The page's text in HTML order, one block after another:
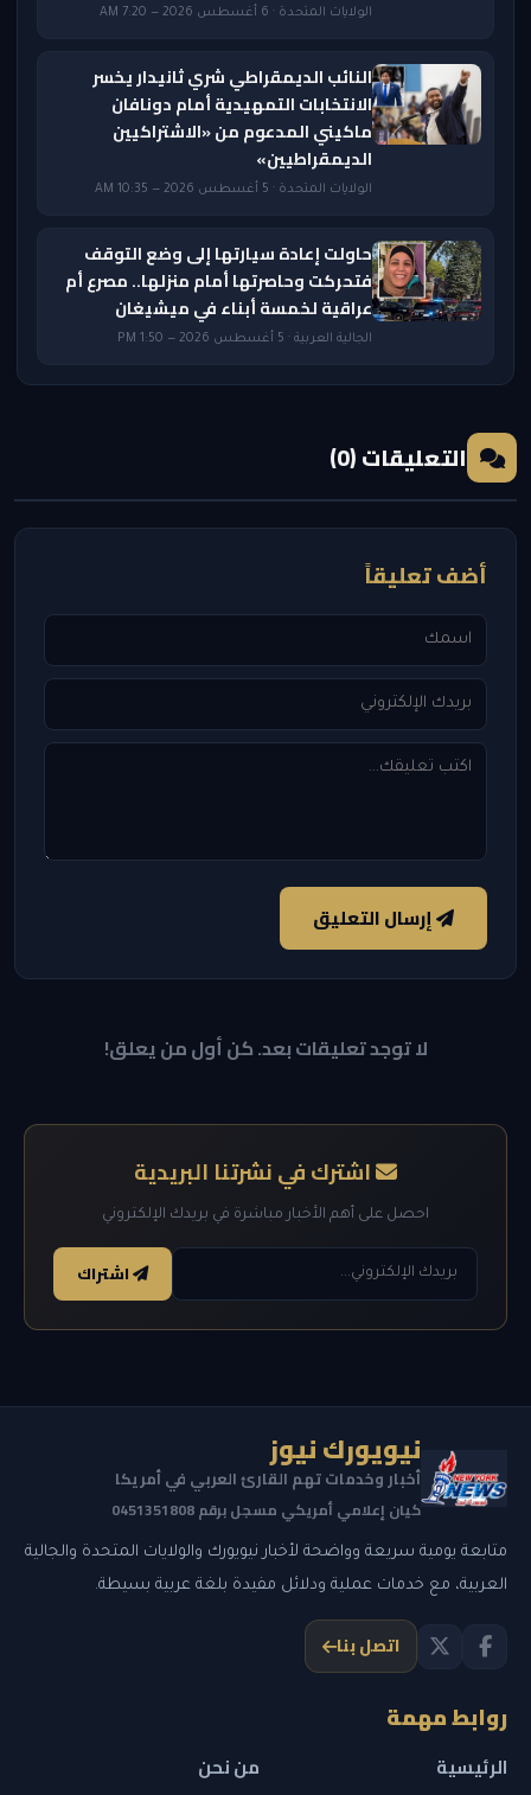
الولايات المتحدة · 6 أغسطس 2026 — 7:20 AM
النائب الديمقراطي شري ثانيدار يخسر
الانتخابات التمهيدية أمام دونافان
ماكيني المدعوم من «الاشتراكيين
الديمقراطيين»
الولايات المتحدة · 5 أغسطس 2026 — 10:35 AM
حاولت إعادة سيارتها إلى وضع التوقف
فتحركت وحاصرتها أمام منزلها.. مصرع أم
عراقية لخمسة أبناء في ميشيغان
الجالية العربية · 5 أغسطس 2026 — 1:50 PM
التعليقات (0)
أضف تعليقاً
إرسال التعليق
لا توجد تعليقات بعد. كن أول من يعلق!
اشترك في نشرتنا البريدية
احصل على أهم الأخبار مباشرة في بريدك الإلكتروني
اشتراك
نيويورك نيوز
أخبار وخدمات تهم القارئ العربي في أمريكا
كيان إعلامي أمريكي مسجل برقم 0451351808
متابعة يومية سريعة وواضحة لأخبار نيويورك والولايات المتحدة والجالية
العربية، مع خدمات عملية ودلائل مفيدة بلغة عربية بسيطة.
اتصل بنا
روابط مهمة
الرئيسية
من نحن